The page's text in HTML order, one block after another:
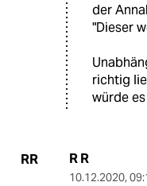
der
"Dieser
richtig
würde
RR R R
10.12.2020,